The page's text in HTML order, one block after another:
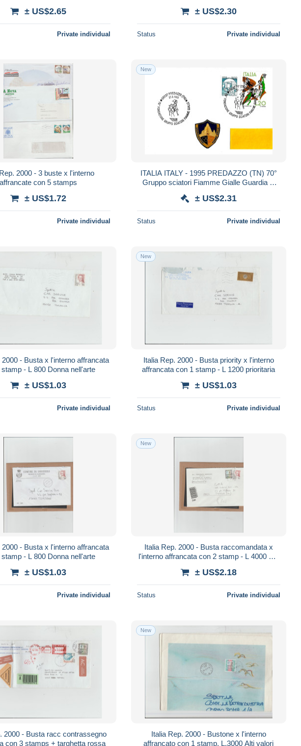
± US$2.65
Private individual
± US$2.30
Status Private individual
2000 - 3 buste x l'interno
affrancate con 5 stamps
± US$1.72
Private individual
New
ITALIA ITALY - 1995 PREDAZZO (TN) 70°
Gruppo sciatori Fiamme Gialle Guardia di
± US$2.31
Status Private individual
x l'interno affrancata
- L 800 Donna nell'arte
± US$1.03
Private individual
New
Italia Rep. 2000 - Busta priority x l'interno
affrancata con 1 stamp - L 1200 prioritaria
± US$1.03
Status Private individual
x l'interno affrancata
- L 800 Donna nell'arte
± US$1.03
Private individual
New
Italia Rep. 2000 - Busta raccomandata x
l'interno affrancata con 2 stamp - L 4000 Alti
± US$2.18
Status Private individual
2000 - Busta racc contrassegno
con 3 stamps + targhetta rossa
New
Italia Rep. 2000 - Bustone x l'interno
affrancato con 1 stamp, L.3000 Alti valori